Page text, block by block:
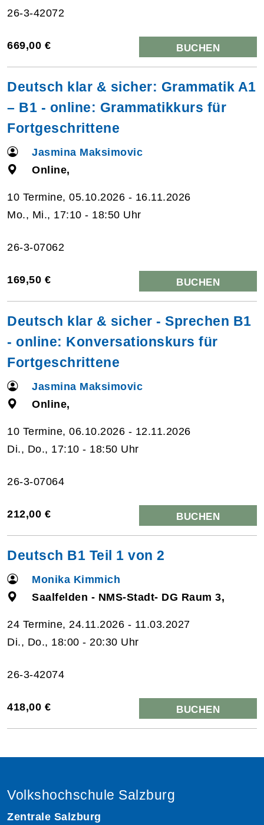
26-3-42072
669,00 € BUCHEN
Deutsch klar & sicher: Grammatik A1
– B1 - online: Grammatikkurs für
Fortgeschrittene
Jasmina Maksimovic
Online,
10 Termine, 05.10.2026 - 16.11.2026
Mo., Mi., 17:10 - 18:50 Uhr
26-3-07062
169,50 € BUCHEN
Deutsch klar & sicher - Sprechen B1
- online: Konversationskurs für
Fortgeschrittene
Jasmina Maksimovic
Online,
10 Termine, 06.10.2026 - 12.11.2026
Di., Do., 17:10 - 18:50 Uhr
26-3-07064
212,00 € BUCHEN
Deutsch B1 Teil 1 von 2
Monika Kimmich
Saalfelden - NMS-Stadt- DG Raum 3,
24 Termine, 24.11.2026 - 11.03.2027
Di., Do., 18:00 - 20:30 Uhr
26-3-42074
418,00 € BUCHEN
Volkshochschule Salzburg
Zentrale Salzburg